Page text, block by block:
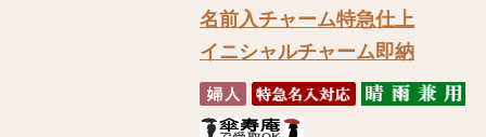
名前入チャーム特急仕上
イニシャルチャーム即納